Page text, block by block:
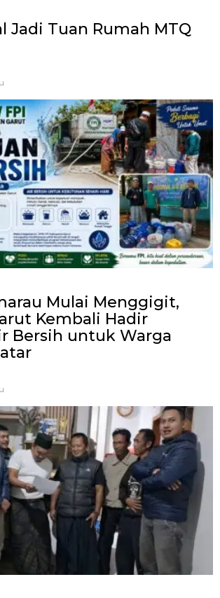
Jadi Tuan Rumah MTQ
Mulai Menggigit,
Kembali Hadir
Bersih untuk Warga